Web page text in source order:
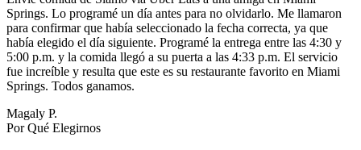
Springs. Lo programé un día antes para no olvidarlo. Me llamaron
para confirmar que había seleccionado la fecha correcta, ya que
había elegido el día siguiente. Programé la entrega entre las 4:30 y
5:00 p.m. y la comida llegó a su puerta a las 4:33 p.m. El servicio
fue increíble y resulta que este es su restaurante favorito en Miami
Springs. Todos ganamos.
Magaly P.
Por Qué Elegirnos